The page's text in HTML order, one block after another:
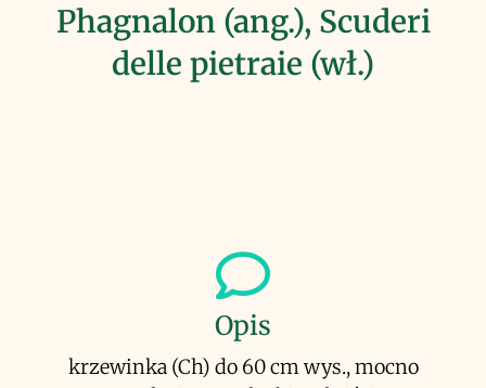
Phagnalon (ang.), Scuderi
delle pietraie (wł.)
Opis
krzewinka (Ch) do 60 cm wys., mocno